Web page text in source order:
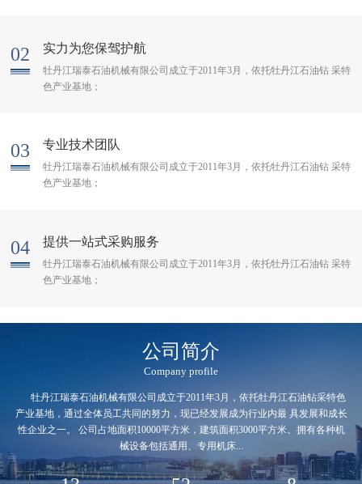
02 实力为您保驾护航
牡丹江瑞泰石油机械有限公司成立于2011年3月，依托牡丹江石油钻 采特
色产业基地；
03 专业技术团队
牡丹江瑞泰石油机械有限公司成立于2011年3月，依托牡丹江石油钻 采特
色产业基地；
04 提供一站式采购服务
牡丹江瑞泰石油机械有限公司成立于2011年3月，依托牡丹江石油钻 采特
色产业基地；
公司简介
Company profile
牡丹江瑞泰石油机械有限公司成立于2011年3月，依托牡丹江石油钻采特色
产业基地，通过全体员工共同的努力，现已经发展成为行业内最 具发展和成长
性企业之一。 公司占地面积10000平方米，建筑面积3000平方米。拥有各种机
械设备包括通用、专用机床...